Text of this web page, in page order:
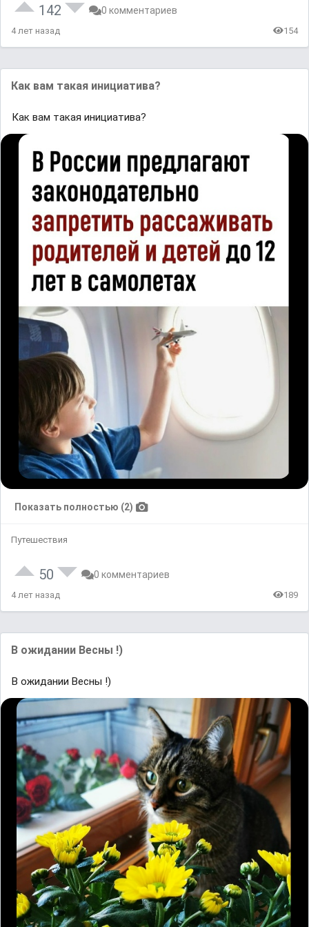
142 0 комментариев
4 лет назад 154
Как вам такая инициатива?
Как вам такая инициатива?
Показать полностью (2)
Путешествия
50 0 комментариев
4 лет назад 189
В ожидании Весны !)
В ожидании Весны !)